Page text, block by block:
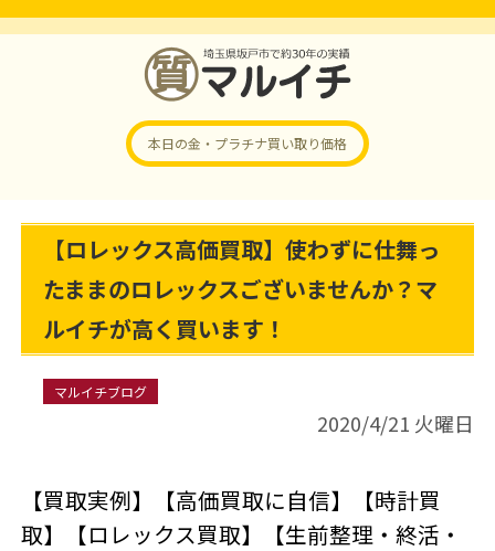
本日の金・プラチナ買い取り価格
【ロレックス高価買取】使わずに仕舞っ
たままのロレックスございませんか？マ
ルイチが高く買います！
マルイチブログ
2020/4/21 火曜日
【買取実例】【高価買取に自信】【時計買
取】【ロレックス買取】【生前整理・終活・